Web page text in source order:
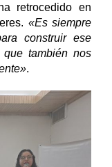
retrocedido en
«Es siempre
construir ese
también nos
.